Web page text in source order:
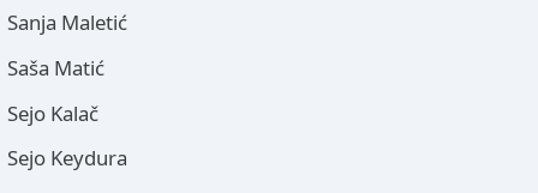
Sanja Maletić
Saša Matić
Sejo Kalač
Sejo Keydura